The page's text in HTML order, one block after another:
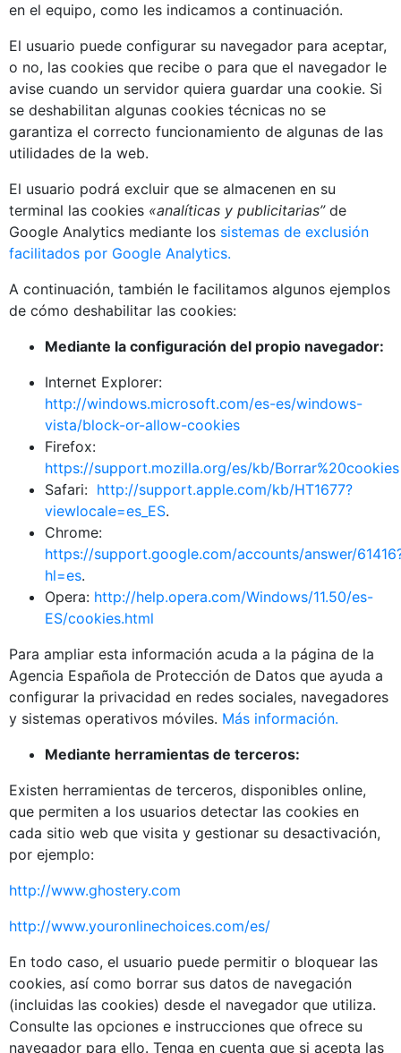
en el equipo, como les indicamos a continuación.
El usuario puede configurar su navegador para aceptar,
o no, las cookies que recibe o para que el navegador le
avise cuando un servidor quiera guardar una cookie. Si
se deshabilitan algunas cookies técnicas no se
garantiza el correcto funcionamiento de algunas de las
utilidades de la web.
El usuario podrá excluir que se almacenen en su
terminal las cookies «analíticas y publicitarias”de
Google Analytics mediante los sistemas de exclusión
facilitados por Google Analytics.
A continuación, también le facilitamos algunos ejemplos
de cómo deshabilitar las cookies:
Mediante la configuración del propio navegador:
Internet Explorer:
http://windows.microsoft.com/es-es/windows-
vista/block-or-allow-cookies
Firefox:
https://support.mozilla.org/es/kb/Borrar%20cookies
Safari: http://support.apple.com/kb/HT1677?
viewlocale=es_ES.
Chrome:
https://support.google.com/accounts/answer/
hl=es.
Opera: http://help.opera.com/Windows/11.50/es-
ES/cookies.html
Para ampliar esta información acuda a la página de la
Agencia Española de Protección de Datos que ayuda a
configurar la privacidad en redes sociales, navegadores
y sistemas operativos móviles. Más información.
Mediante herramientas de terceros:
Existen herramientas de terceros, disponibles online,
que permiten a los usuarios detectar las cookies en
cada sitio web que visita y gestionar su desactivación,
por ejemplo:
http://www.ghostery.com
http://www.youronlinechoices.com/es/
En todo caso, el usuario puede permitir o bloquear las
cookies, así como borrar sus datos de navegación
(incluidas las cookies) desde el navegador que utiliza.
Consulte las opciones e instrucciones que ofrece su
navegador para ello. Tenga en cuenta que si acepta las